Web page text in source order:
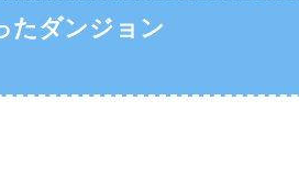
たダンジョン